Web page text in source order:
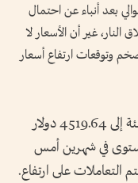
بعد أنباء عن احتمال
النار، غير أن الأسعار لا
وتوقعات ارتفاع أسعار
زاد سعر الذهب في المعاملات الفورية 0.6 بالمئة إلى 4519.64 دولار
في شهرين أمس
قبل أن يختتم التعاملات على ارتفاع.